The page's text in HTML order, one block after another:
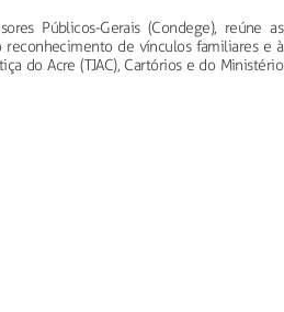
Públicos-Gerais (Condege), reúne as
reconhecimento de vínculos familiares e à
do Acre (TJAC), Cartórios e do Ministério